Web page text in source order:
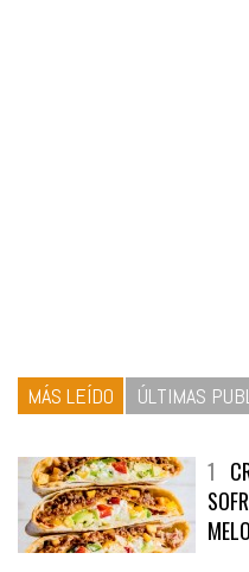
MÁS LEÍDO ÚLTIMAS
1